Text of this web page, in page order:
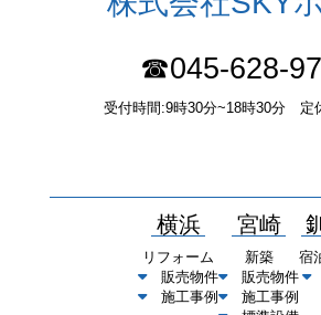
☎045-628-
受付時間:9時30分~18時30分 定
横浜
リフォーム
販売物件
施工事例
宮崎
新築
販売物件
施工事例
宿